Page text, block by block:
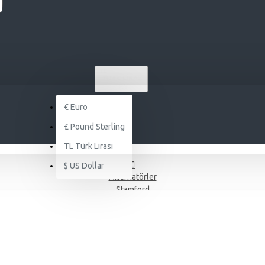
€Euro
£ Pound Sterling
TL Türk Lirası
$ US Dollar
Alternatörler
Stamford
KJDD 750 KVA OTOMATİK KABİNLİ